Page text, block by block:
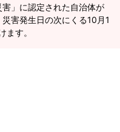
」に認定された自治体が
害発生日の次にくる10月1
ます。